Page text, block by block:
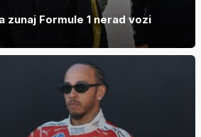
zunaj Formule 1 nerad vozi